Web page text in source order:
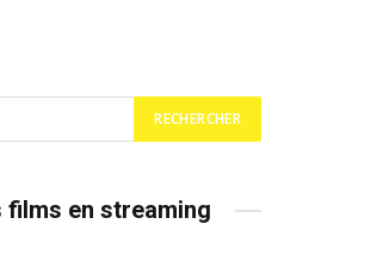
films en streaming